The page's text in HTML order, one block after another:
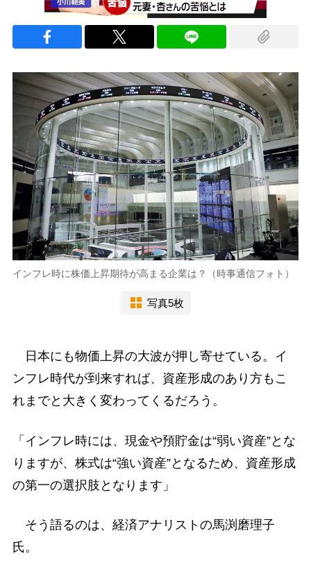
インフレ時に株価上昇期待が高まる企業は？（時事通信フォト）
写真5枚
日本にも物価上昇の大波が押し寄せている。イ
ンフレ時代が到来すれば、資産形成のあり方もこ
れまでと大きく変わってくるだろう。
「インフレ時には、現金や預貯金は“弱い資産”とな
りますが、株式は“強い資産”となるため、資産形成
の第一の選択肢となります」
そう語るのは、経済アナリストの馬渕磨理子
氏。